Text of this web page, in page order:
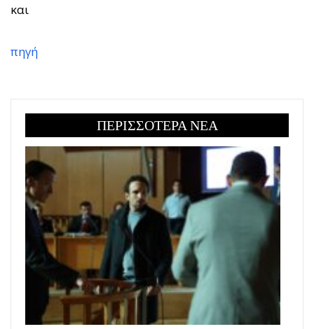
και
πηγή
ΠΕΡΙΣΣΟΤΕΡΑ ΝΕΑ